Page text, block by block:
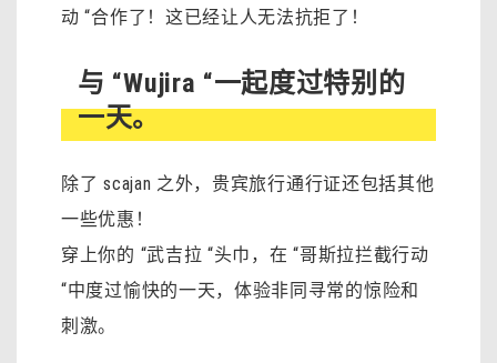
动 “合作了！这已经让人无法抗拒了！
与 “Wujira “一起度过特别的
一天。
除了 scajan 之外，贵宾旅行通行证还包括其他
一些优惠！
穿上你的 “武吉拉 “头巾，在 “哥斯拉拦截行动
“中度过愉快的一天，体验非同寻常的惊险和
刺激。